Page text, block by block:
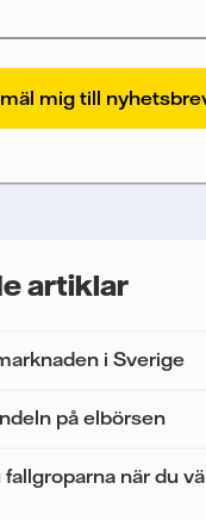
och respekterar din
storföretagsförsäljning
till dig, behöver vi
prestanda, inklusive
du kan när som helst
till att Vattenfall
artiklar
i Sverige
på elbörsen
när du